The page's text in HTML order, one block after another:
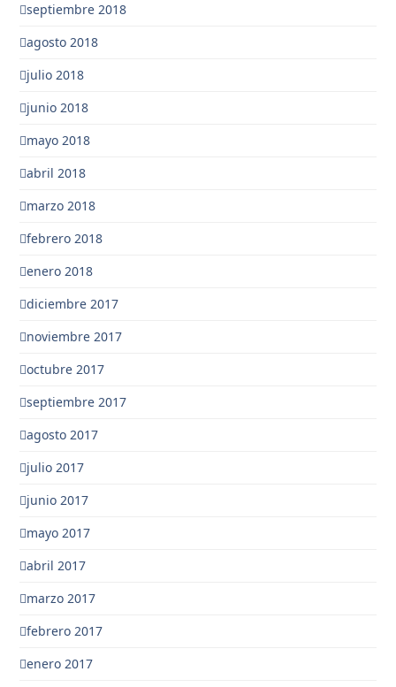
septiembre 2018
agosto 2018
julio 2018
junio 2018
mayo 2018
abril 2018
marzo 2018
febrero 2018
enero 2018
diciembre 2017
noviembre 2017
octubre 2017
septiembre 2017
agosto 2017
julio 2017
junio 2017
mayo 2017
abril 2017
marzo 2017
febrero 2017
enero 2017